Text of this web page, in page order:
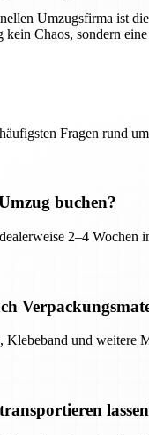
Umzugsfirma ist
Chaos, sondern
Fragen rund
buchen?
2–4 Wochen
Klebeband und weitere